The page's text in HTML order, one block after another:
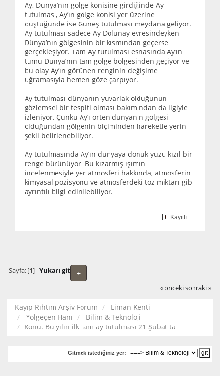
Ay, Dünya’nın gölge konisine girdiğinde Ay
tutulması, Ay’ın gölge konisi yer üzerine
düştüğünde ise Güneş tutulması meydana geliyor.
Ay tutulması sadece Ay Dolunay evresindeyken
Dünya’nın gölgesinin bir kısmından geçerse
gerçekleşiyor. Tam Ay tutulması esnasında Ay’ın
tümü Dünya’nın tam gölge bölgesinden geçiyor ve
bu olay Ay’ın görünen renginin değişime
uğramasıyla hemen göze çarpıyor.
Ay tutulması dünyanın yuvarlak olduğunun
gözlemsel bir tespiti olması bakımından da ilgiyle
izleniyor. Çünkü Ay’ı örten dünyanın gölgesi
olduğundan gölgenin biçiminden hareketle yerin
şekli belirlenebiliyor.
Ay tutulmasında Ay’ın dünyaya dönük yüzü kızıl bir
renge bürünüyor. Bu kızarmış ışımın
incelenmesiyle yer atmosferi hakkında, atmosferin
kimyasal pozisyonu ve atmosferdeki toz miktarı gibi
ayrıntılı bilgi edinilebiliyor.
Kayıtlı
+
Sayfa: [1] Yukarı git
« önceki sonraki »
Kayıp Rıhtım Arşiv Forum
Liman Kenti
Yolgeçen Hanı
Bilim & Teknoloji
Konu: Bu yılın ilk tam ay tutulması 21 Şubat ta
Gitmek istediğiniz yer: